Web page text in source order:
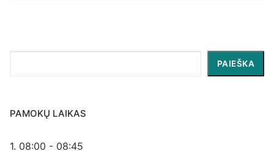
PAIEŠKA
PAMOKŲ LAIKAS
1. 08:00 - 08:45